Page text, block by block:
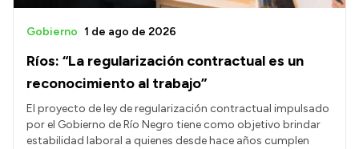
Ríos: “La regularización contractual es un
reconocimiento al trabajo”
Gobierno 1 de ago de 2026
El proyecto de ley de regularización contractual impulsado
por el Gobierno de Río Negro tiene como objetivo brindar
estabilidad laboral a quienes desde hace años cumplen